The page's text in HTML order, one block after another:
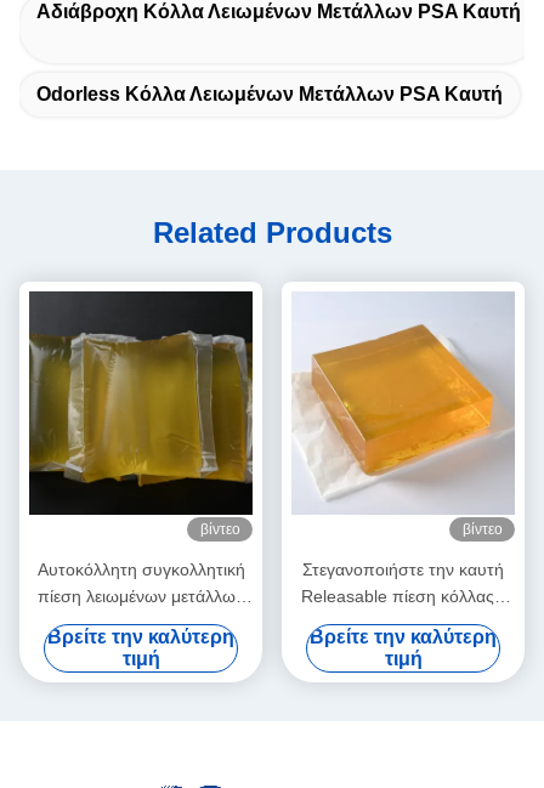
Αδιάβροχη Κόλλα Λειωμένων Μετάλλων PSA Καυτή
Odorless Κόλλα Λειωμένων Μετάλλων PSA Καυτή
Related Products
βίντεο
Αυτοκόλλητη συγκολλητική
πίεση λειωμένων μετάλλων
ετικετών PSA καυτή -
ευαίσθητη καυτή κόλλα
λειωμένων μετάλλων
Βρείτε την καλύτερη
τιμή
βίντεο
Στεγανοποιήστε την καυτή
Releasable πίεση κόλλας -
ευαίσθητη κόλλα για το
τρισδιάστατο έγγραφο
διακοσμήσεων τοίχων
Βρείτε την καλύτερη
τιμή